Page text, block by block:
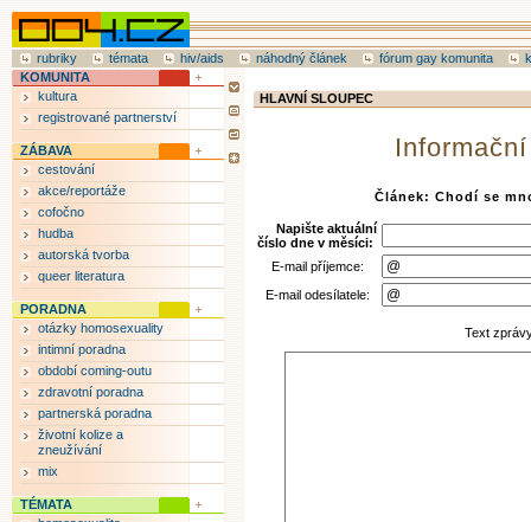
rubriky témata hiv/aids náhodný článek fórum gay komunita
HLAVNÍ SLOUPEC
Článek: Chodí se
Napište aktuální
číslo dne v měsíci:
E-mail příjemce:
E-mail odesílatele:
Text
KOMUNITA
kultura
registrované partnerství
ZÁBAVA
cestování
akce/reportáže
cofočno
hudba
autorská tvorba
queer literatura
PORADNA
otázky homosexuality
intimní poradna
období coming-outu
zdravotní poradna
partnerská poradna
životní kolize a
zneužívání
mix
TÉMATA